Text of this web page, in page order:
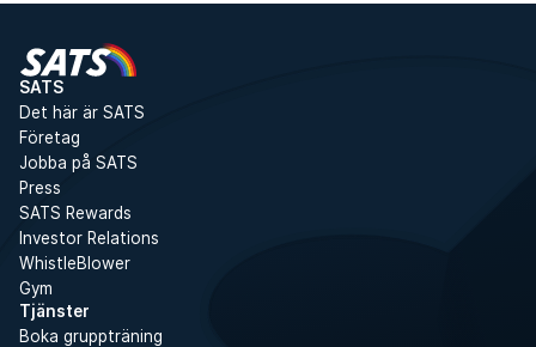
SATS
Det här är SATS
Företag
Jobba på SATS
Press
SATS Rewards
Investor Relations
WhistleBlower
Gym
Tjänster
Boka gruppträning